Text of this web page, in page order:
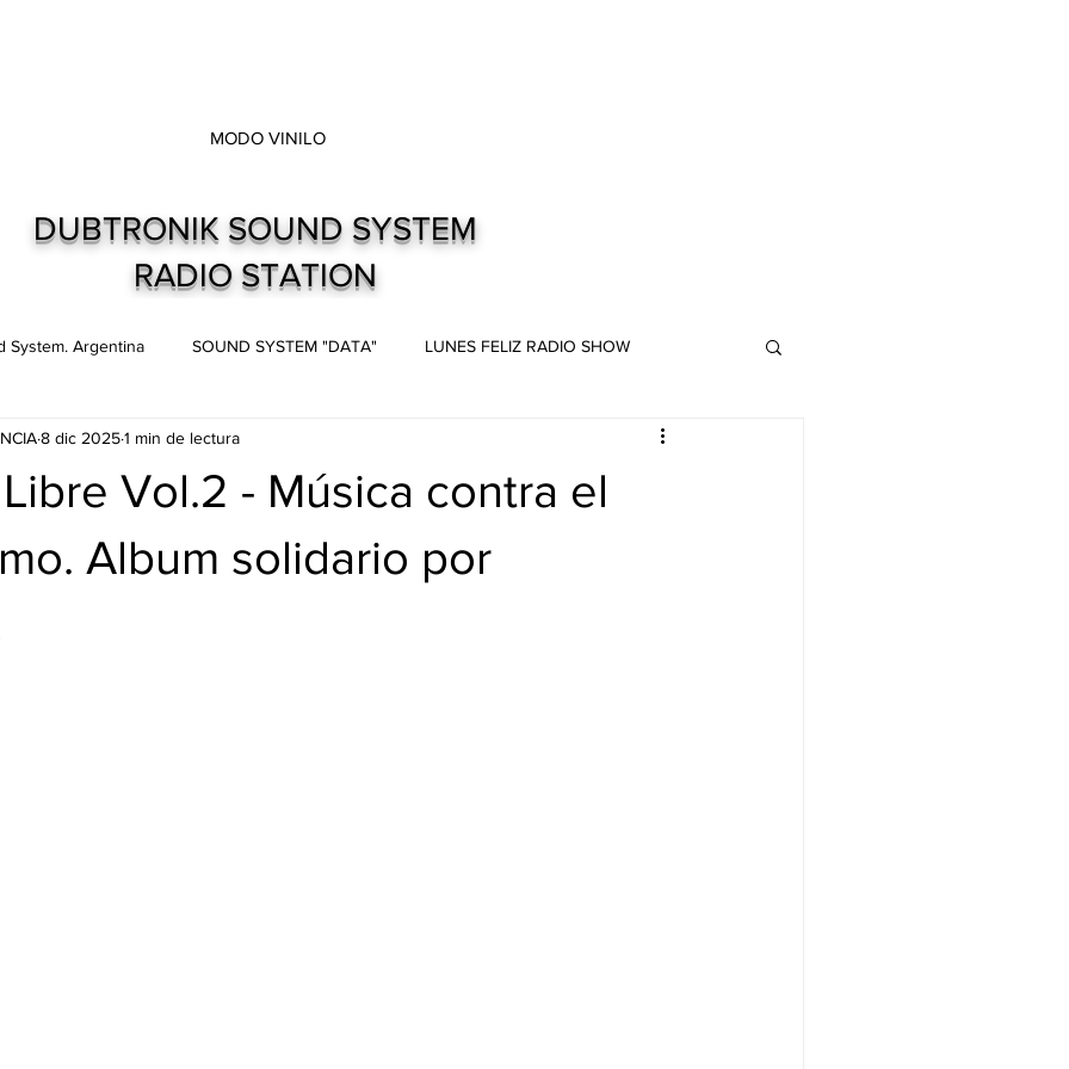
MODO VINILO
DUBTRONIK SOUND SYSTEM
RADIO STATION
System. Argentina SOUND SYSTEM "DATA" LUNES FELIZ RADIO SHOW
Live and direct. Shows. Recitales. "DUB MEETING LYRICS"
Vol.2 - Música contra el
Album solidario por
8 dic 20251 min de lectura